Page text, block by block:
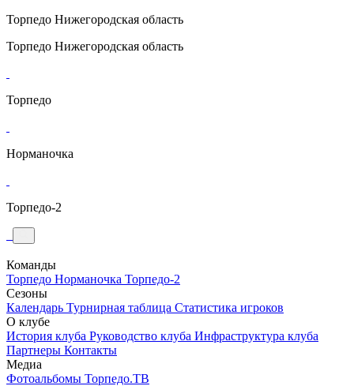
Торпедо Нижегородская область
Торпедо Нижегородская область
Торпедо
Норманочка
Торпедо-2
Команды
Торпедо Норманочка Торпедо-2
Сезоны
Календарь Турнирная таблица Статистика игроков
О клубе
История клуба Руководство клуба Инфраструктура клуба
Партнеры Контакты
Медиа
Фотоальбомы Торпедо.ТВ